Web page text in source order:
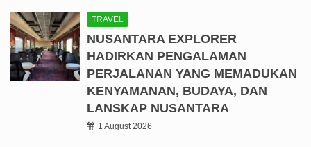
TRAVEL
NUSANTARA EXPLORER
HADIRKAN PENGALAMAN
PERJALANAN YANG MEMADUKAN
KENYAMANAN, BUDAYA, DAN
LANSKAP NUSANTARA
1 August 2026